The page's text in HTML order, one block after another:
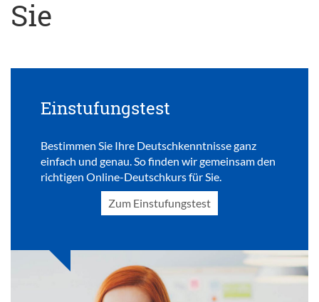
Sie
Einstufungstest
Bestimmen Sie Ihre Deutschkenntnisse ganz
einfach und genau. So finden wir gemeinsam den
richtigen Online-Deutschkurs für Sie.
Zum Einstufungstest